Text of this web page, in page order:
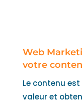
Web
votre
Le contenu
valeur et